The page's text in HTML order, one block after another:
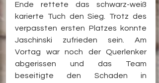
Ende rettete das schwarz-weiß
karierte Tuch den Sieg. Trotz des
verpassten ersten Platzes konnte
Jaschinski zufrieden sein. Am
Vortag war noch der Querlenker
abgerissen und das Team
beseitigte den Schaden in